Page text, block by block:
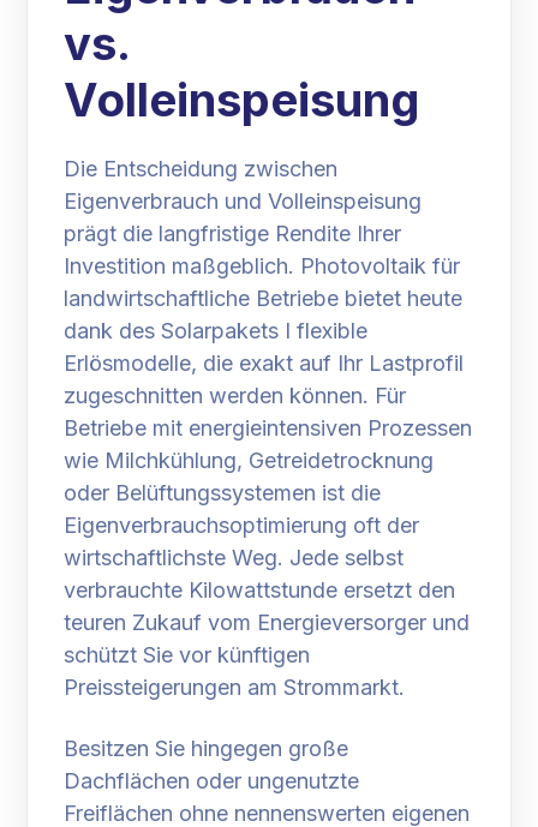
vs.
Volleinspeisung
Die Entscheidung zwischen
Eigenverbrauch und Volleinspeisung
prägt die langfristige Rendite Ihrer
Investition maßgeblich. Photovoltaik für
landwirtschaftliche Betriebe bietet heute
dank des Solarpakets I flexible
Erlösmodelle, die exakt auf Ihr Lastprofil
zugeschnitten werden können. Für
Betriebe mit energieintensiven Prozessen
wie Milchkühlung, Getreidetrocknung
oder Belüftungssystemen ist die
Eigenverbrauchsoptimierung oft der
wirtschaftlichste Weg. Jede selbst
verbrauchte Kilowattstunde ersetzt den
teuren Zukauf vom Energieversorger und
schützt Sie vor künftigen
Preissteigerungen am Strommarkt.
Besitzen Sie hingegen große
Dachflächen oder ungenutzte
Freiflächen ohne nennenswerten eigenen